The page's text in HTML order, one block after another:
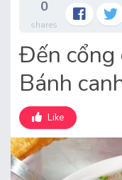
0
shares
Đến cổng
Bánh
Like